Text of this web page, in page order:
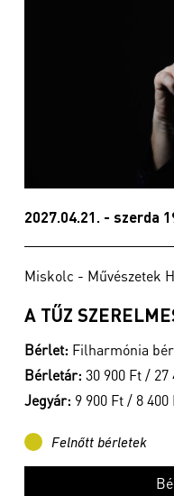
2027.04.21. - szerda
Miskolc - Művészetek
A TŰZ
Bérlet: Filharmónia
Bérletár: 30 900 Ft / 27
Jegyár: 9 900 Ft / 8
Felnőtt bérletek